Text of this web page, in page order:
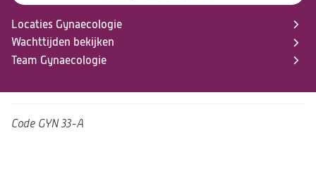
Locaties Gynaecologie
Wachttijden bekijken
Team Gynaecologie
Code GYN 33-A